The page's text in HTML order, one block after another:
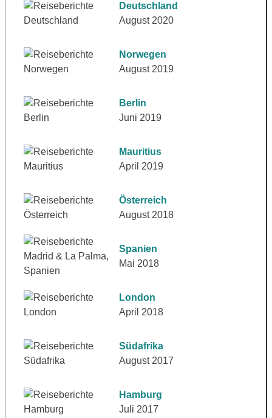
Deutschland
August 2020
Norwegen
August 2019
Berlin
Juni 2019
Mauritius
April 2019
Österreich
August 2018
Spanien
Mai 2018
London
April 2018
Südafrika
August 2017
Hamburg
Juli 2017